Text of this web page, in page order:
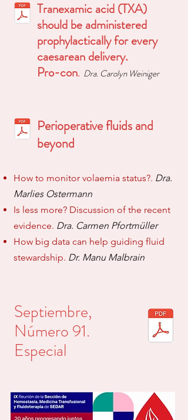
Tranexamic acid (TXA)
should be administered
prophylactically for every
caesarean delivery.
Pro-con. Dra. Carolyn Weiniger
Perioperative fluids and
beyond
How to monitor volaemia status?. Dra.
Marlies Ostermann
Is less more? Discussion of the recent
evidence. Dra. Carmen Pfortmüller
How big data can help guiding fluid
stewardship. Dr. Manu Malbrain
Septiembre,
Número 91.
Especial